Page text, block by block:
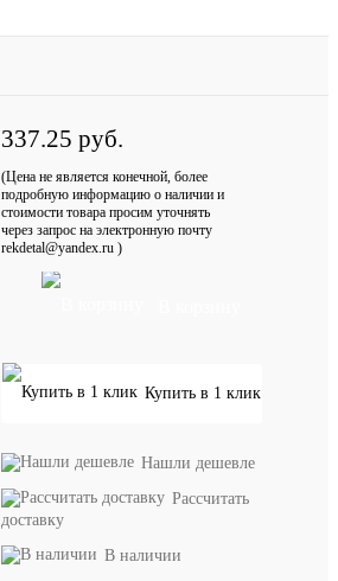
337.25 руб.
(Цена не является конечной, более
подробную информацию о наличии и
стоимости товара просим уточнять
через запрос на электронную почту
rekdetal@yandex.ru )
Купить в 1 клик
Нашли дешевле
Рассчитать
доставку
В наличии